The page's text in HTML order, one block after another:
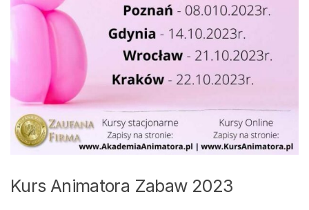
Kurs Animatora Zabaw 2023